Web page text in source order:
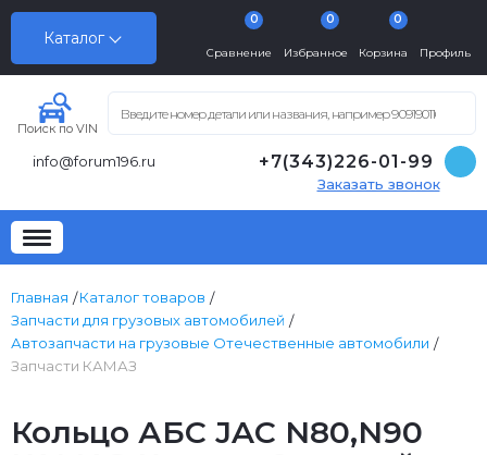
Каталог
Сравнение
0
Избранное
0
Корзина
0
Профиль
Поиск по VIN
info@forum196.ru +7(343)226-01-99
Заказать звонок
Главная
Каталог товаров
Запчасти для грузовых автомобилей
Автозапчасти на грузовые Отечественные автомобили
Запчасти КАМАЗ
Кольцо АБС JAC N80,N90